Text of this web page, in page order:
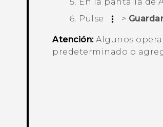
Pulse
>
Atención:Algunos
predeterminado o